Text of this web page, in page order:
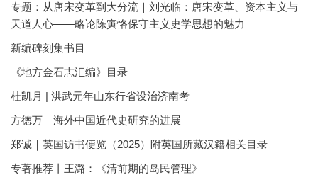
专题：从唐宋变革到大分流｜刘光临：唐宋变革、资本主义与
天道人心——略论陈寅恪保守主义史学思想的魅力
新编碑刻集书目
《地方金石志汇编》目录
杜凯月 | 洪武元年山东行省设治济南考
方徳万｜海外中国近代史研究的进展
郑诚｜英国访书便览（2025）附英国所藏汉籍相关目录
专著推荐丨王潞：《清前期的岛民管理》